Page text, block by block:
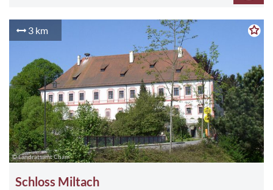
3 km
© Landratsamt Cham
Schloss Miltach